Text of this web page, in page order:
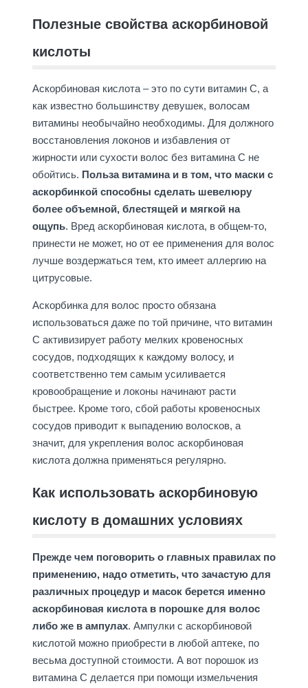
Полезные свойства аскорбиновой
кислоты
Аскорбиновая кислота – это по сути витамин С, а
как известно большинству девушек, волосам
витамины необычайно необходимы. Для должного
восстановления локонов и избавления от
жирности или сухости волос без витамина С не
обойтись. Польза витамина и в том, что маски с
аскорбинкой способны сделать шевелюру
более объемной, блестящей и мягкой на
ощупь. Вред аскорбиновая кислота, в общем-то,
принести не может, но от ее применения для волос
лучше воздержаться тем, кто имеет аллергию на
цитрусовые.
Аскорбинка для волос просто обязана
использоваться даже по той причине, что витамин
С активизирует работу мелких кровеносных
сосудов, подходящих к каждому волосу, и
соответственно тем самым усиливается
кровообращение и локоны начинают расти
быстрее. Кроме того, сбой работы кровеносных
сосудов приводит к выпадению волосков, а
значит, для укрепления волос аскорбиновая
кислота должна применяться регулярно.
Как использовать аскорбиновую
кислоту в домашних условиях
Прежде чем поговорить о главных правилах по
применению, надо отметить, что зачастую для
различных процедур и масок берется именно
аскорбиновая кислота в порошке для волос
либо же в ампулах. Ампулки с аскорбиновой
кислотой можно приобрести в любой аптеке, по
весьма доступной стоимости. А вот порошок из
витамина С делается при помощи измельчения